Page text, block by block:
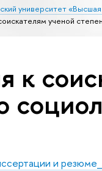
университет
ученой
к
и